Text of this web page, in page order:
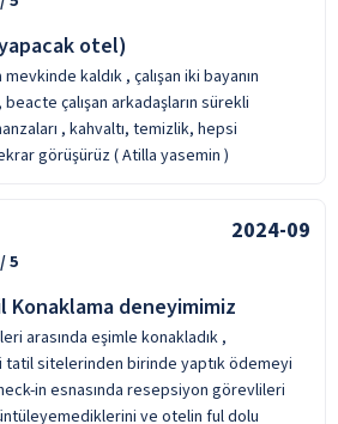
yapacak otel)
kaldık , çalışan iki bayanın
çalışan arkadaşların sürekli
, kahvaltı, temizlik, hepsi
görüşürüz ( Atilla yasemin )
2024-09
/ 5
Konaklama deneyimimiz
arasında eşimle konakladık ,
tatil sitelerinden birinde yaptık ödemeyi
in esnasında resepsiyon görevlileri
ve otelin ful dolu